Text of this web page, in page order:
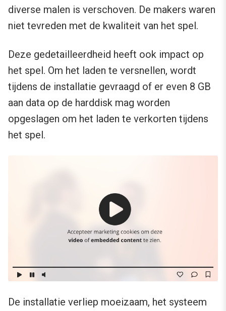
diverse malen is verschoven. De makers waren
niet tevreden met de kwaliteit van het spel.
Deze gedetailleerdheid heeft ook impact op
het spel. Om het laden te versnellen, wordt
tijdens de installatie gevraagd of er even 8 GB
aan data op de harddisk mag worden
opgeslagen om het laden te verkorten tijdens
het spel.
De installatie verliep moeizaam, het systeem